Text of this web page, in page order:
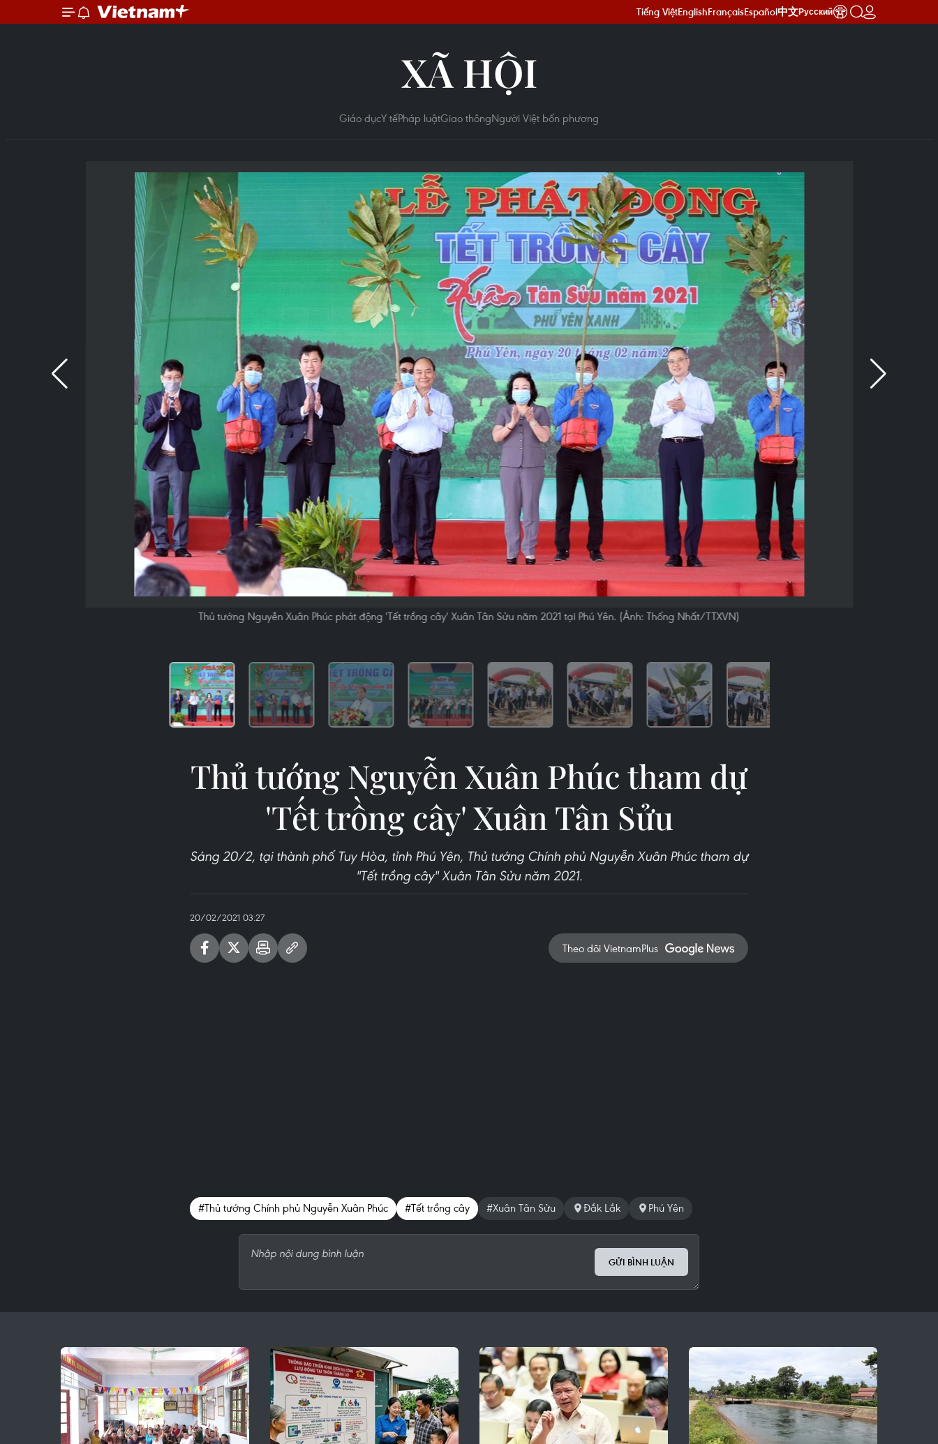
Tiếng ViệtEnglishFrançaisEspañol中文Русский
XÃ HỘI
Giáo dụcY tếPháp luậtGiao thôngNgười Việt bốn phương
Thủ tướng Nguyễn Xuân Phúc phát động 'Tết trồng cây' Xuân Tân Sửu năm 2021 tại Phú Yên. (Ảnh: Thống Nhất/TTXVN)
Thủ tướng Nguyễn Xuân Phúc tham dự
'Tết trồng cây' Xuân Tân Sửu
Sáng 20/2, tại thành phố Tuy Hòa, tỉnh Phú Yên, Thủ tướng Chính phủ Nguyễn Xuân Phúc tham dự
"Tết trồng cây" Xuân Tân Sửu năm 2021.
20/02/2021 03:27
Theo dõi VietnamPlus
#Thủ tướng Chính phủ Nguyễn Xuân Phúc #Tết trồng cây #Xuân Tân Sửu Đắk Lắk Phú Yên
GỬI BÌNH LUẬN